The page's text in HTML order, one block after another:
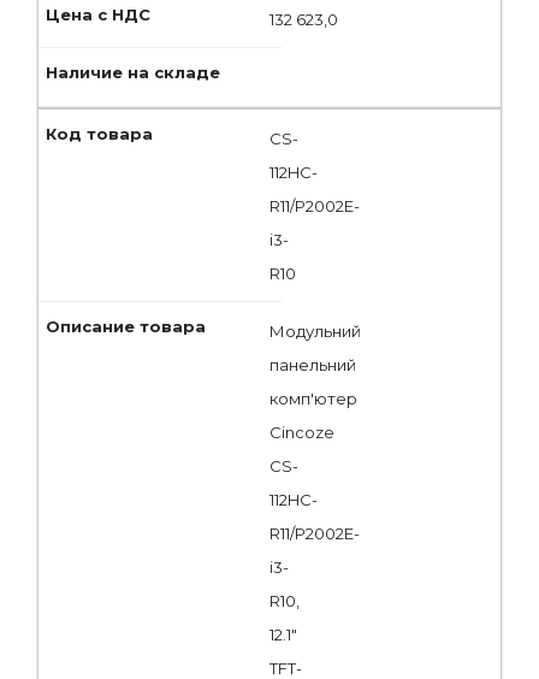
132 623,0
CS-
112HC-
R11/P2002E-
i3-
R10
Модульний
панельний
комп'ютер
Cincoze
CS-
112HC-
R11/P2002E-
i3-
R10,
12.1"
TFT-